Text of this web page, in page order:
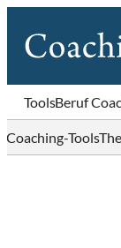
ToolsBeruf
Coaching-Tools